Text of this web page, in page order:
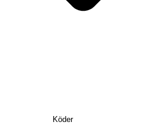
Köder